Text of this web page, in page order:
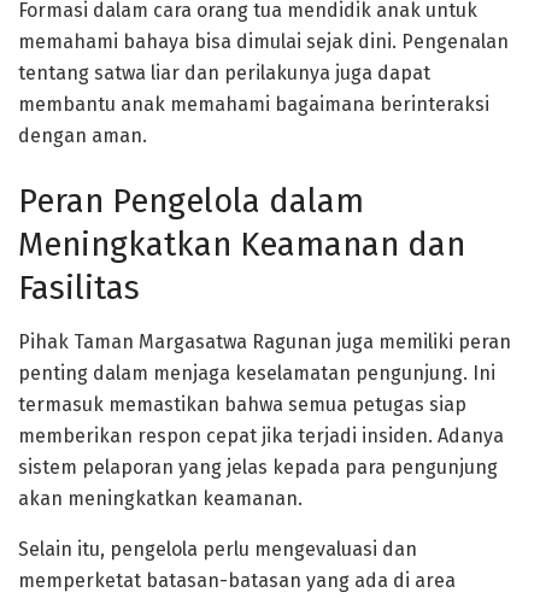
Formasi dalam cara orang tua mendidik anak untuk
memahami bahaya bisa dimulai sejak dini. Pengenalan
tentang satwa liar dan perilakunya juga dapat
membantu anak memahami bagaimana berinteraksi
dengan aman.
Peran Pengelola dalam
Meningkatkan Keamanan dan
Fasilitas
Pihak Taman Margasatwa Ragunan juga memiliki peran
penting dalam menjaga keselamatan pengunjung. Ini
termasuk memastikan bahwa semua petugas siap
memberikan respon cepat jika terjadi insiden. Adanya
sistem pelaporan yang jelas kepada para pengunjung
akan meningkatkan keamanan.
Selain itu, pengelola perlu mengevaluasi dan
memperketat batasan-batasan yang ada di area